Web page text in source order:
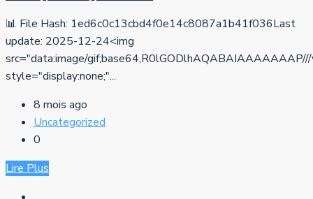
📊 File Hash: 1ed6c0c13cbd4f0e14c8087a1b41f036Last
update: 2025-12-24<img
src="data:image/
style="display:none;"...
8 mois ago
Uncategorized
0
Lire Plus